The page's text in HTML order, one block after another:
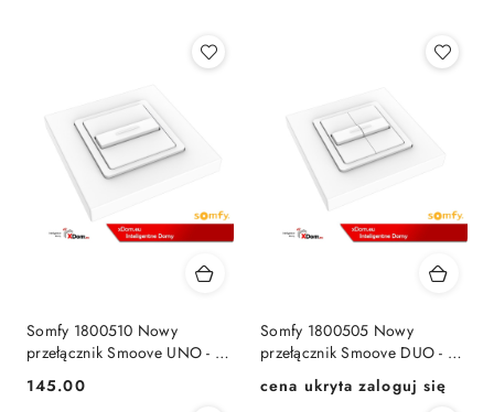
Somfy 1800510 Nowy
przełącznik Smoove UNO - 5
pozycyjny
Cena:
145.00
Somfy 1800505 Nowy
przełącznik Smoove DUO - z
podtrzymaniem
Cena:
cena ukryta zaloguj się